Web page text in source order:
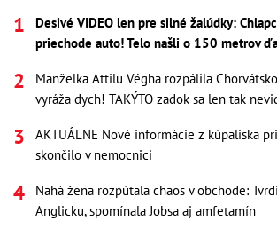
Desivé VIDEO len pre silné žalúdky:
priechode auto! Telo našli o 150 metrov
Manželka Attilu Végha rozpálila
vyráža dych! TAKÝTO zadok sa len tak
AKTUÁLNE Nové informácie z kúpaliska
skončilo v nemocnici
Nahá žena rozpútala chaos v obchode:
Anglicku, spomínala Jobsa aj amfetamín